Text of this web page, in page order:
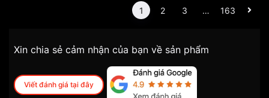
1 2 3 … 163
Xin chia sẻ cảm nhận của bạn về sản phẩm
Viết đánh giá tại đây